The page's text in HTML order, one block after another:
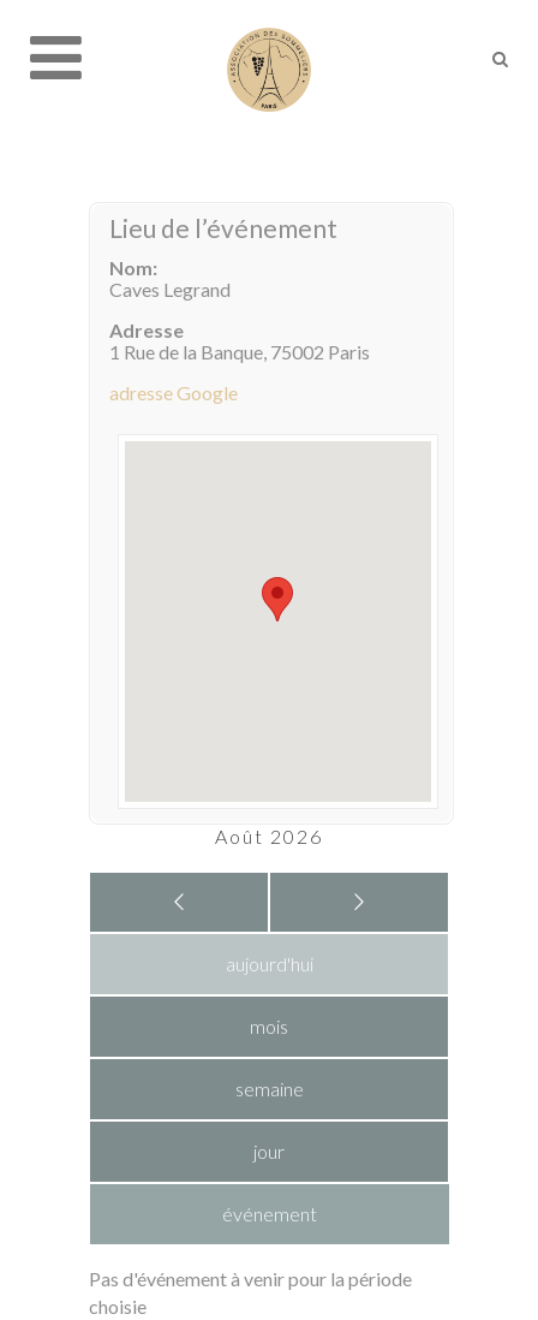
Lieu de l’événement
Nom:
Caves Legrand
Adresse
1 Rue de la Banque, 75002 Paris
adresse Google
Août 2026
aujourd'hui
mois
semaine
jour
événement
Pas d'événement à venir pour la période
choisie